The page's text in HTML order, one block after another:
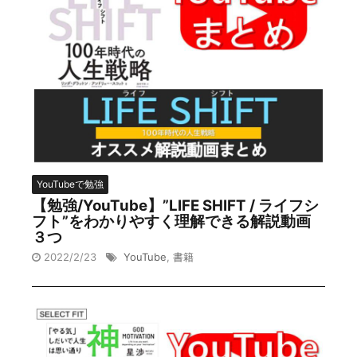
YouTubeで勉強
【勉強/YouTube】”LIFE SHIFT / ライフシ
フト”をわかりやすく理解できる解説動画
３つ
2022/2/23 YouTube, 書籍